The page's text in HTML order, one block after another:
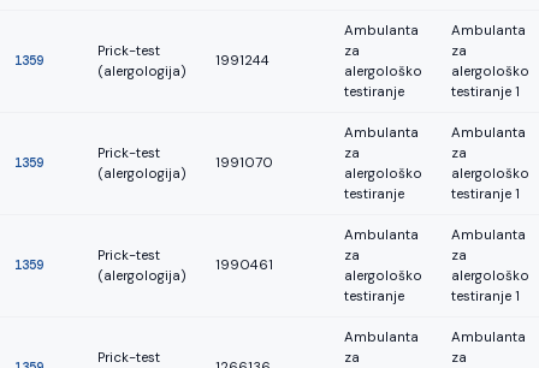
1359
Prick-test
(alergologija)
1991244
Ambulanta
za
alergološko
testiranje
Ambulanta
za
alergološko
testiranje 1
1359
Prick-test
(alergologija)
1991070
Ambulanta
za
alergološko
testiranje
Ambulanta
za
alergološko
testiranje 1
1359
Prick-test
(alergologija)
1990461
Ambulanta
za
alergološko
testiranje
Ambulanta
za
alergološko
testiranje 1
Prick-test
Ambulanta
za
Ambulanta
za